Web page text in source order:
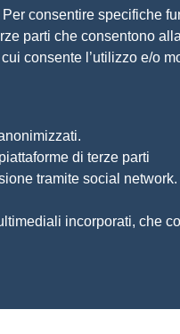
48
del Porticciolo, 1)
10
430.111
consentire specifiche
parti che consentono
consente l’utilizzo e/o
di terze parti
tramite social network.
incorporati, che